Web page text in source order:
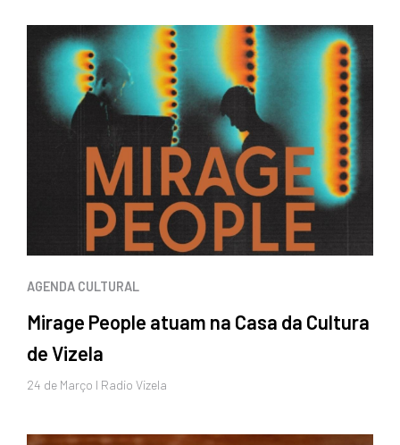
AGENDA CULTURAL
Mirage People atuam na Casa da Cultura
de Vizela
24 de Março I Radio Vizela